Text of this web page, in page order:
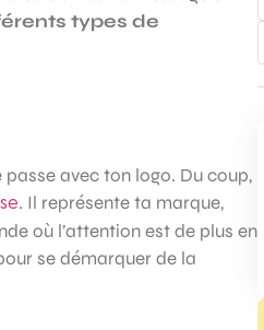
types de
avec ton logo. Du coup,
. Il représente ta marque,
où l’attention est de plus en
se démarquer de la